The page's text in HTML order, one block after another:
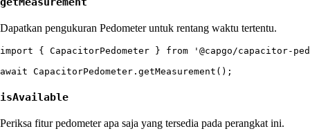
Dapatkan pengukuran Pedometer untuk rentang waktu tertentu.
import { CapacitorPedometer } from '@capgo/capacitor-
isAvailable
Periksa fitur pedometer apa saja yang tersedia pada perangkat ini.